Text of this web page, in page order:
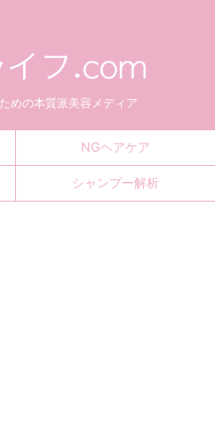
めの本質派美容メディア
NGヘアケア
シャンプー解析